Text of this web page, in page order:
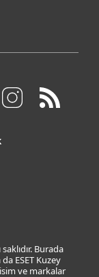
Burada
ESET Kuzey
ve markalar